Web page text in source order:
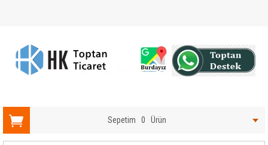
Sepetim 0 Ürün